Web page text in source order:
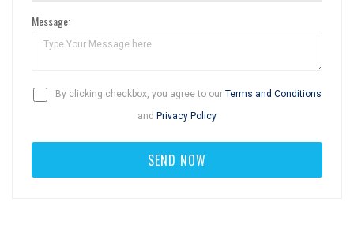
Message:
By clicking checkbox, you agree to our Terms and Conditions
and Privacy Policy